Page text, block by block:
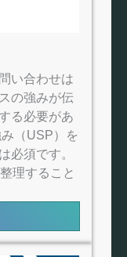
い合わせは
の強みが伝
る必要があ
（USP）を
必須です。
理すること